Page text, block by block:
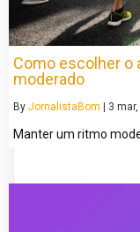
Como escolher o
moderado
By JornalistaBom | 3 mar,
Manter um ritmo